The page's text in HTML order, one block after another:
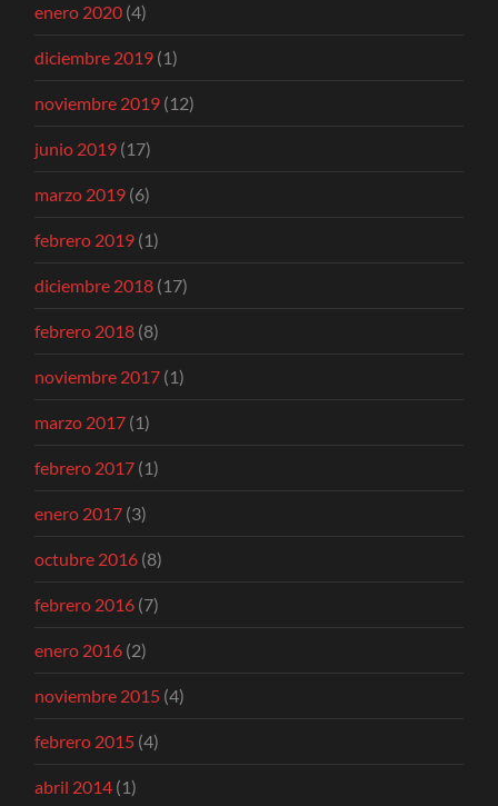
enero 2020 (4)
diciembre 2019 (1)
noviembre 2019 (12)
junio 2019 (17)
marzo 2019 (6)
febrero 2019 (1)
diciembre 2018 (17)
febrero 2018 (8)
noviembre 2017 (1)
marzo 2017 (1)
febrero 2017 (1)
enero 2017 (3)
octubre 2016 (8)
febrero 2016 (7)
enero 2016 (2)
noviembre 2015 (4)
febrero 2015 (4)
abril 2014 (1)